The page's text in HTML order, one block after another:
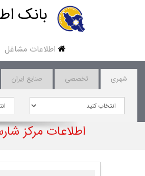
بانک
اطلاعات مشاغل
شهری تخصصی صنایع ایران
اطلاعات مرکز